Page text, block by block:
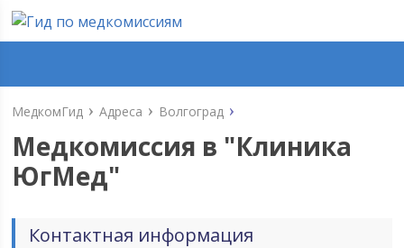
МедкомГид Адреса Волгоград
Медкомиссия в "Клиника
ЮгМед"
Контактная информация